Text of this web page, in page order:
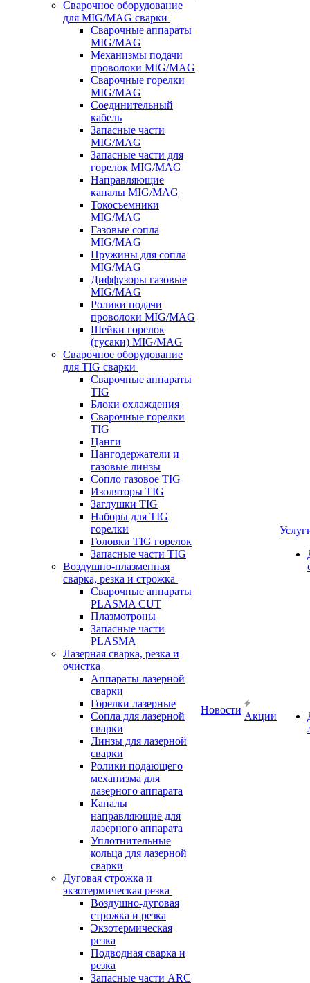
Сварочное оборудование
для MIG/MAG сварки
Сварочные аппараты
MIG/MAG
Механизмы подачи
проволоки MIG/MAG
Сварочные горелки
MIG/MAG
Соединительный
кабель
Запасные части
MIG/MAG
Запасные части для
горелок MIG/MAG
Направляющие
каналы MIG/MAG
Токосъемники
MIG/MAG
Газовые сопла
MIG/MAG
Пружины для сопла
MIG/MAG
Диффузоры газовые
MIG/MAG
Ролики подачи
проволоки MIG/MAG
Шейки горелок
(гусаки) MIG/MAG
Сварочное оборудование
для TIG сварки
Сварочные аппараты
TIG
Блоки охлаждения
Сварочные горелки
TIG
Цанги
Цангодержатели и
газовые линзы
Сопло газовое TIG
Изоляторы TIG
Заглушки TIG
Наборы для TIG
горелки
Головки TIG горелок
Запасные части TIG
Воздушно-плазменная
сварка, резка и строжка
Сварочные аппараты
PLASMA CUT
Плазмотроны
Запасные части
PLASMA
Лазерная сварка, резка и
очистка
Аппараты лазерной
сварки
Горелки лазерные
Сопла для лазерной
сварки
Линзы для лазерной
сварки
Ролики подающего
механизма для
лазерного аппарата
Каналы
направляющие для
лазерного аппарата
Уплотнительные
кольца для лазерной
сварки
Дуговая строжка и
экзотермическая резка
Воздушно-дуговая
строжка и резка
Экзотермическая
резка
Подводная сварка и
резка
Запасные части ARC
Новости
Акции